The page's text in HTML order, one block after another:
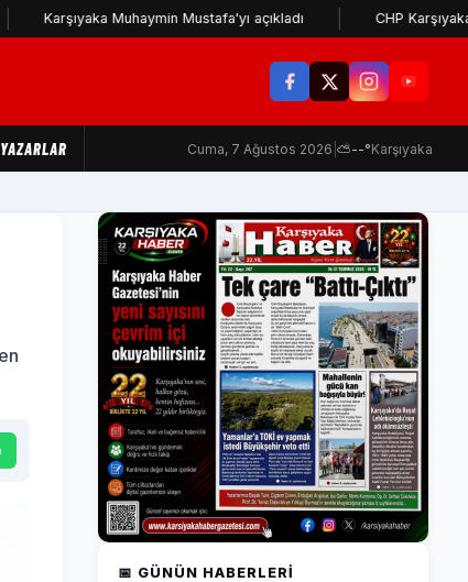
Muhaymin Mustafa'yı açıkladı CHP Karşıyaka İlçe
YAZARLAR Cuma, 7 Ağustos 2026 ⛅--°Karşıyaka
📅 GÜNÜN HABERLERI